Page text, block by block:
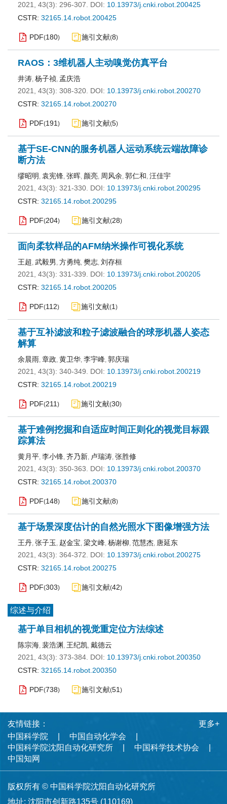
2021, 43(3): 296-307.
DOI: 10.13973/j.cnki.robot.200425
CSTR: 32165.14.robot.200425
PDF(180) 施引文献(8)
RAOS：3维机器人主动嗅觉仿真平台
井涛, 杨子祯, 孟庆浩
2021, 43(3): 308-320. DOI: 10.13973/j.cnki.robot.200270
CSTR: 32165.14.robot.200270
PDF(191 ) 施引文献(5)
基于SE-CNN的服务机器人运动系统云端故障诊
断方法
缪昭明 , 袁宪锋, 张晖, 颜亮, 周风余, 郭仁和, 汪佳宇
2021, 43(3): 321-330. DOI: 10.13973/j.cnki.robot.200295
CSTR: 32165.14.robot.200295
PDF(204) 施引文献(28)
面向柔软样品的AFM纳米操作可视化系统
王超 , 武毅男 , 方勇纯, 樊志, 刘存桓
2021, 43(3): 331-339.
DOI: 10.13973/j.cnki.robot.200205
CSTR: 32165.14.robot.200205
PDF(112) 施引文献(1 )
基于互补滤波和粒子滤波融合的球形机器人姿态
解算
余晨雨, 章政, 黄卫华, 李宇峰, 郭庆瑞
2021, 43(3): 340-349.
DOI: 10.13973/j.cnki.robot.200219
CSTR: 32165.14.robot.200219
PDF(211 ) 施引文献(30)
基于难例挖掘和自适应时间正则化的视觉目标跟
踪算法
黄月平, 李小锋, 齐乃新, 卢瑞涛, 张胜修
2021, 43(3): 350-363.
DOI: 10.13973/j.cnki.robot.200370
CSTR: 32165.14.robot.200370
PDF(148) 施引文献(8)
基于场景深度估计的自然光照水下图像增强方法
王丹, 张子玉 , 赵金宝, 梁文峰, 杨谢柳, 范慧杰, 唐延东
2021, 43(3): 364-372.
DOI: 10.13973/j.cnki.robot.200275
CSTR: 32165.14.robot.200275
PDF(303) 施引文献(42)
综述与介绍
基于单目相机的视觉重定位方法综述
陈宗海, 裴浩渊 , 王纪凯, 戴德云
2021, 43(3): 373-384. DOI: 10.13973/j.cnki.robot.200350
CSTR: 32165.14.robot.200350
PDF(738) 施引文献(51 )
友情链接：
中国科学院
中国自动化学会
中国科学院沈阳自动化研究所
中国科学技术协会
中国知网
更多+
版权所有 © 中国科学院沈阳自动化研究所
地址: 沈阳市创新路135号 (110169)